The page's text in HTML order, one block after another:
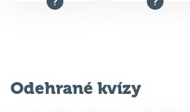
Odehrané kvízy